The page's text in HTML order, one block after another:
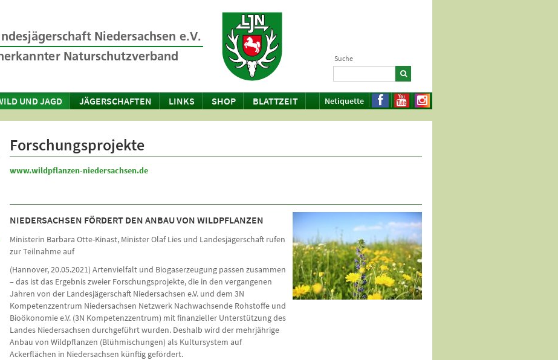
Suche
UND JAGD JÄGERSCHAFTEN LINKS SHOP BLATTZEIT Netiquette
Forschungsprojekte
www.wildpflanzen-niedersachsen.de
NIEDERSACHSEN FÖRDERT DEN ANBAU VON WILDPFLANZEN
Ministerin Barbara Otte-Kinast, Minister Olaf Lies und Landesjägerschaft rufen
zur Teilnahme auf
(Hannover, 20.05.2021) Artenvielfalt und Biogaserzeugung passen zusammen
– das ist das Ergebnis zweier Forschungsprojekte, die in den vergangenen
Jahren von der Landesjägerschaft Niedersachsen e.V. und dem 3N
Kompetenzzentrum Niedersachsen Netzwerk Nachwachsende Rohstoffe und
Bioökonomie e.V. (3N Kompetenzzentrum) mit finanzieller Unterstützung des
Landes Niedersachsen durchgeführt wurden. Deshalb wird der mehrjährige
Anbau von Wildpflanzen (Blühmischungen) als Kultursystem auf
Ackerflächen in Niedersachsen künftig gefördert.